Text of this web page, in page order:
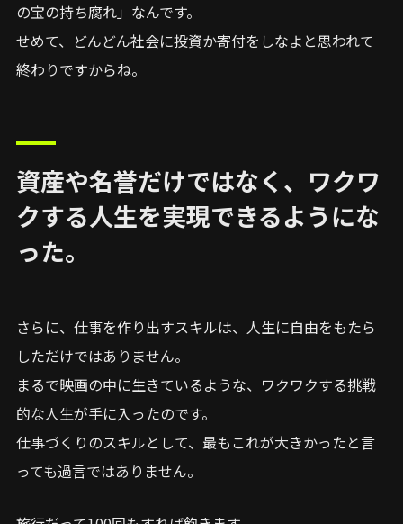
の宝の持ち腐れ」なんです。
せめて、どんどん社会に投資か寄付をしなよと思われて
終わりですからね。
資産や名誉だけではなく、ワクワ
クする人生を実現できるようにな
った。
さらに、仕事を作り出すスキルは、人生に自由をもたら
しただけではありません。
まるで映画の中に生きているような、ワクワクする挑戦
的な人生が手に入ったのです。
仕事づくりのスキルとして、最もこれが大きかったと言
っても過言ではありません。